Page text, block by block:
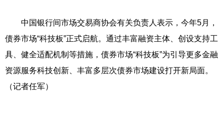
中国银行间市场交易商协会有关负责人表示，今年5月，
债券市场“科技板”正式启航。通过丰富融资主体、创设支持工
具、健全适配机制等措施，债券市场“科技板”为引导更多金融
资源服务科技创新、丰富多层次债券市场建设打开新局面。
（记者任军）